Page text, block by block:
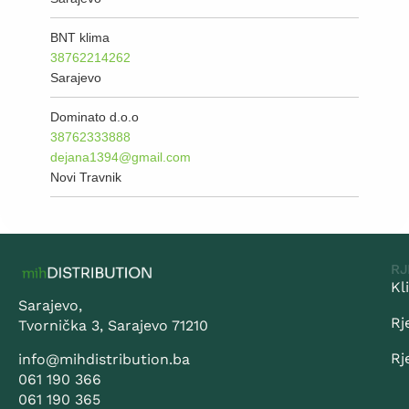
BNT klima
38762214262
Sarajevo
Dominato d.o.o
38762333888
dejana1394@gmail.com
Novi Travnik
Sarajevo,
Tvornička 3, Sarajevo 71210
info@mihdistribution.ba
061 190 366
061 190 365